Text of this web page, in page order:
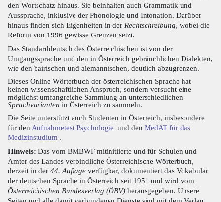
den Wortschatz hinaus. Sie beinhalten auch Grammatik und
Aussprache, inklusive der Phonologie und Intonation. Darüber
hinaus finden sich Eigenheiten in der Rechtschreibung, wobei die
Reform von 1996 gewisse Grenzen setzt.
Das Standarddeutsch des Österreichischen ist von der
Umgangssprache und den in Österreich gebräuchlichen Dialekten,
wie den bairischen und alemannischen, deutlich abzugrenzen.
Dieses Online Wörterbuch der österreichischen Sprache hat
keinen wissenschaftlichen Anspruch, sondern versucht eine
möglichst umfangreiche Sammlung an unterschiedlichen
Sprachvarianten in Österreich zu sammeln.
Die Seite unterstützt auch Studenten in Österreich, insbesondere
für den Aufnahmetest Psychologie und den MedAT für das
Medizinstudium .
Hinweis: Das vom BMBWF mitinitiierte und für Schulen und
Ämter des Landes verbindliche Österreichische Wörterbuch,
derzeit in der 44. Auflage verfügbar, dokumentiert das Vokabular
der deutschen Sprache in Österreich seit 1951 und wird vom
Österreichischen Bundesverlag (ÖBV) herausgegeben. Unsere
Seiten und alle damit verbundenen Dienste sind mit dem Verlag